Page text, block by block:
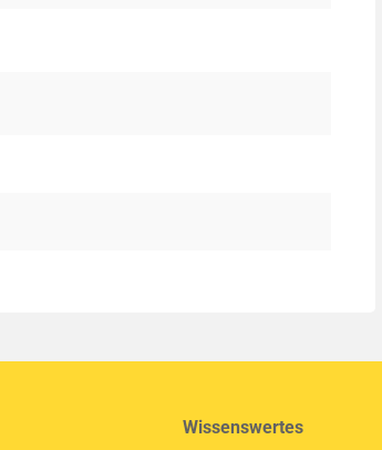
Wissenswertes